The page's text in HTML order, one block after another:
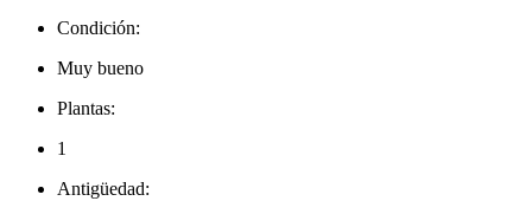
Condición:
Muy bueno
Plantas:
1
Antigüedad: